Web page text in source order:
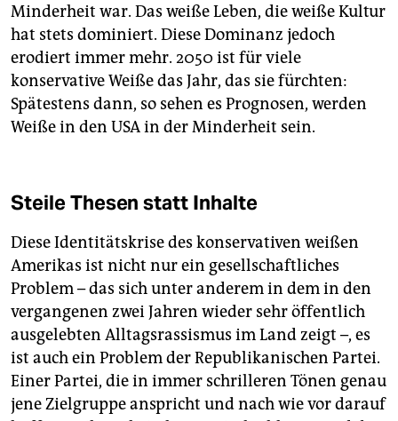
Minderheit war. Das weiße Leben, die weiße Kultur
hat stets dominiert. Diese Dominanz jedoch
erodiert immer mehr. 2050 ist für viele
konservative Weiße das Jahr, das sie fürchten:
Spätestens dann, so sehen es Prognosen, werden
Weiße in den USA in der Minderheit sein.
Steile Thesen statt Inhalte
Diese Identitätskrise des konservativen weißen
Amerikas ist nicht nur ein gesellschaftliches
Problem – das sich unter anderem in dem in den
vergangenen zwei Jahren wieder sehr öffentlich
ausgelebten Alltagsrassismus im Land zeigt –, es
ist auch ein Problem der Republikanischen Partei.
Einer Partei, die in immer schrilleren Tönen genau
jene Zielgruppe anspricht und nach wie vor darauf